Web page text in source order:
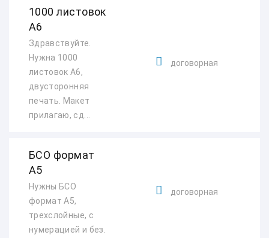
1000 листовок
А6
Здравствуйте.
Нужна 1000
листовок А6,
двусторонняя
печать. Макет
прилагаю, сд...
договорная
БСО формат
А5
Нужны БСО
формат А5,
трехслойные, с
нумерацией и без.
договорная